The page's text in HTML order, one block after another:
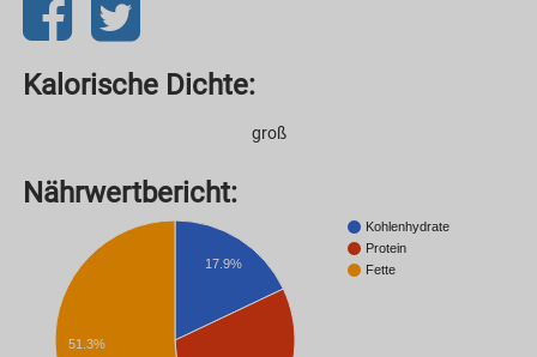
Kalorische Dichte:
groß
Nährwertbericht:
Kohlenhydrate
Protein
Fette
17.9%
51.3%